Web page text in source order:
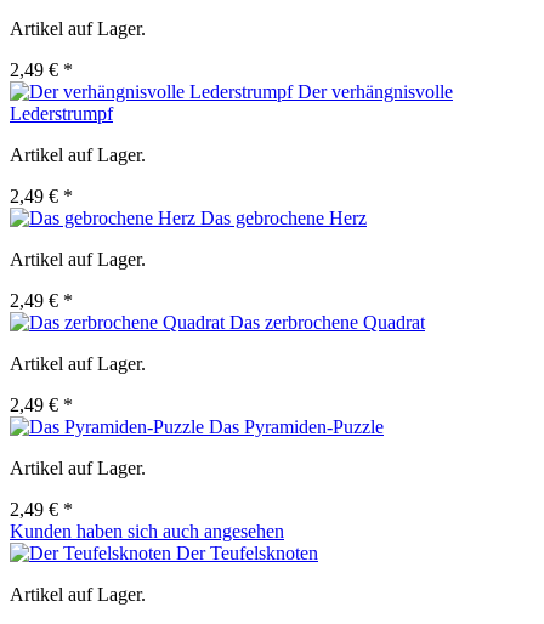
Artikel auf Lager.
2,49 € *
Der verhängnisvolle
Lederstrumpf
Artikel auf Lager.
2,49 € *
Das gebrochene Herz
Artikel auf Lager.
2,49 € *
Das zerbrochene Quadrat
Artikel auf Lager.
2,49 € *
Das Pyramiden-Puzzle
Artikel auf Lager.
2,49 € *
Kunden haben sich auch angesehen
Der Teufelsknoten
Artikel auf Lager.